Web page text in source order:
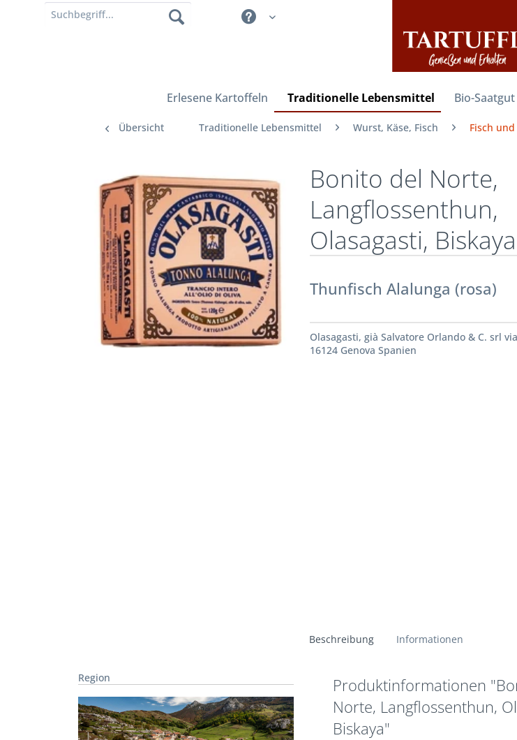
Erlesene Kartoffeln Traditionelle Lebensmittel Bio-Saatgut
Übersicht Traditionelle Lebensmittel Wurst, Käse, Fisch Fisch
Bonito del Norte,
Langflossenthun,
Olasagasti, Biskaya
Thunfisch Alalunga (rosa)
Olasagasti, già Salvatore Orlando & C. srl
16124 Genova Spanien
Region
Beschreibung Informationen
Produktinformationen
Norte, Langflossenthun,
Biskaya"